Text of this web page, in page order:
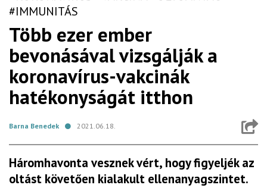
#IMMUNITÁS
Több ezer ember
bevonásával vizsgálják a
koronavírus-vakcinák
hatékonyságát itthon
Barna Benedek 2021.06.18.
Háromhavonta vesznek vért, hogy figyeljék az
oltást követően kialakult ellenanyagszintet.